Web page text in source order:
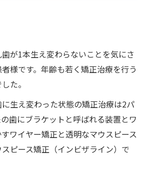
が1本生え変わらないことを気にさ
様です。年齢も若く矯正治療を行う
た。
生え変わった状態の矯正治療は2パ
歯にブラケットと呼ばれる装置とワ
ワイヤー矯正と透明なマウスピース
ピース矯正（インビザライン）で